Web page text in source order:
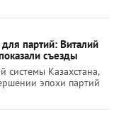
партий: Виталий
съезды
системы Казахстана,
эпохи партий